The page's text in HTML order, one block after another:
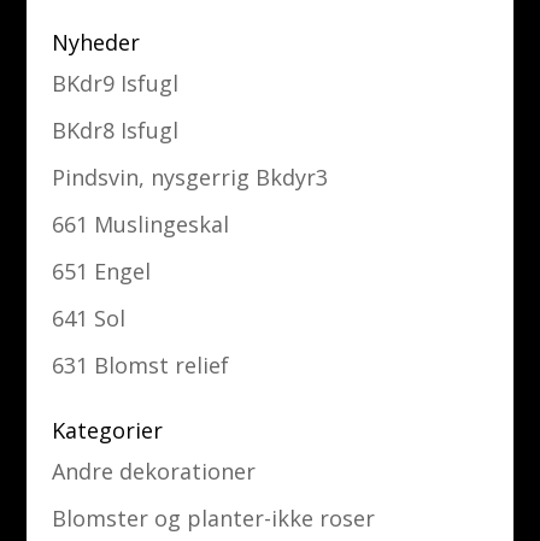
Nyheder
BKdr9 Isfugl
BKdr8 Isfugl
Pindsvin, nysgerrig Bkdyr3
661 Muslingeskal
651 Engel
641 Sol
631 Blomst relief
Kategorier
Andre dekorationer
Blomster og planter-ikke roser